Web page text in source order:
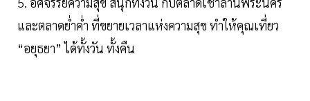
และตลาดย่ำค่ำ ที่ขยายเวลาแห่งความสุข ทำให้คุณเที่ยว
“อยุธยา” ได้ทั้งวัน ทั้งคืน